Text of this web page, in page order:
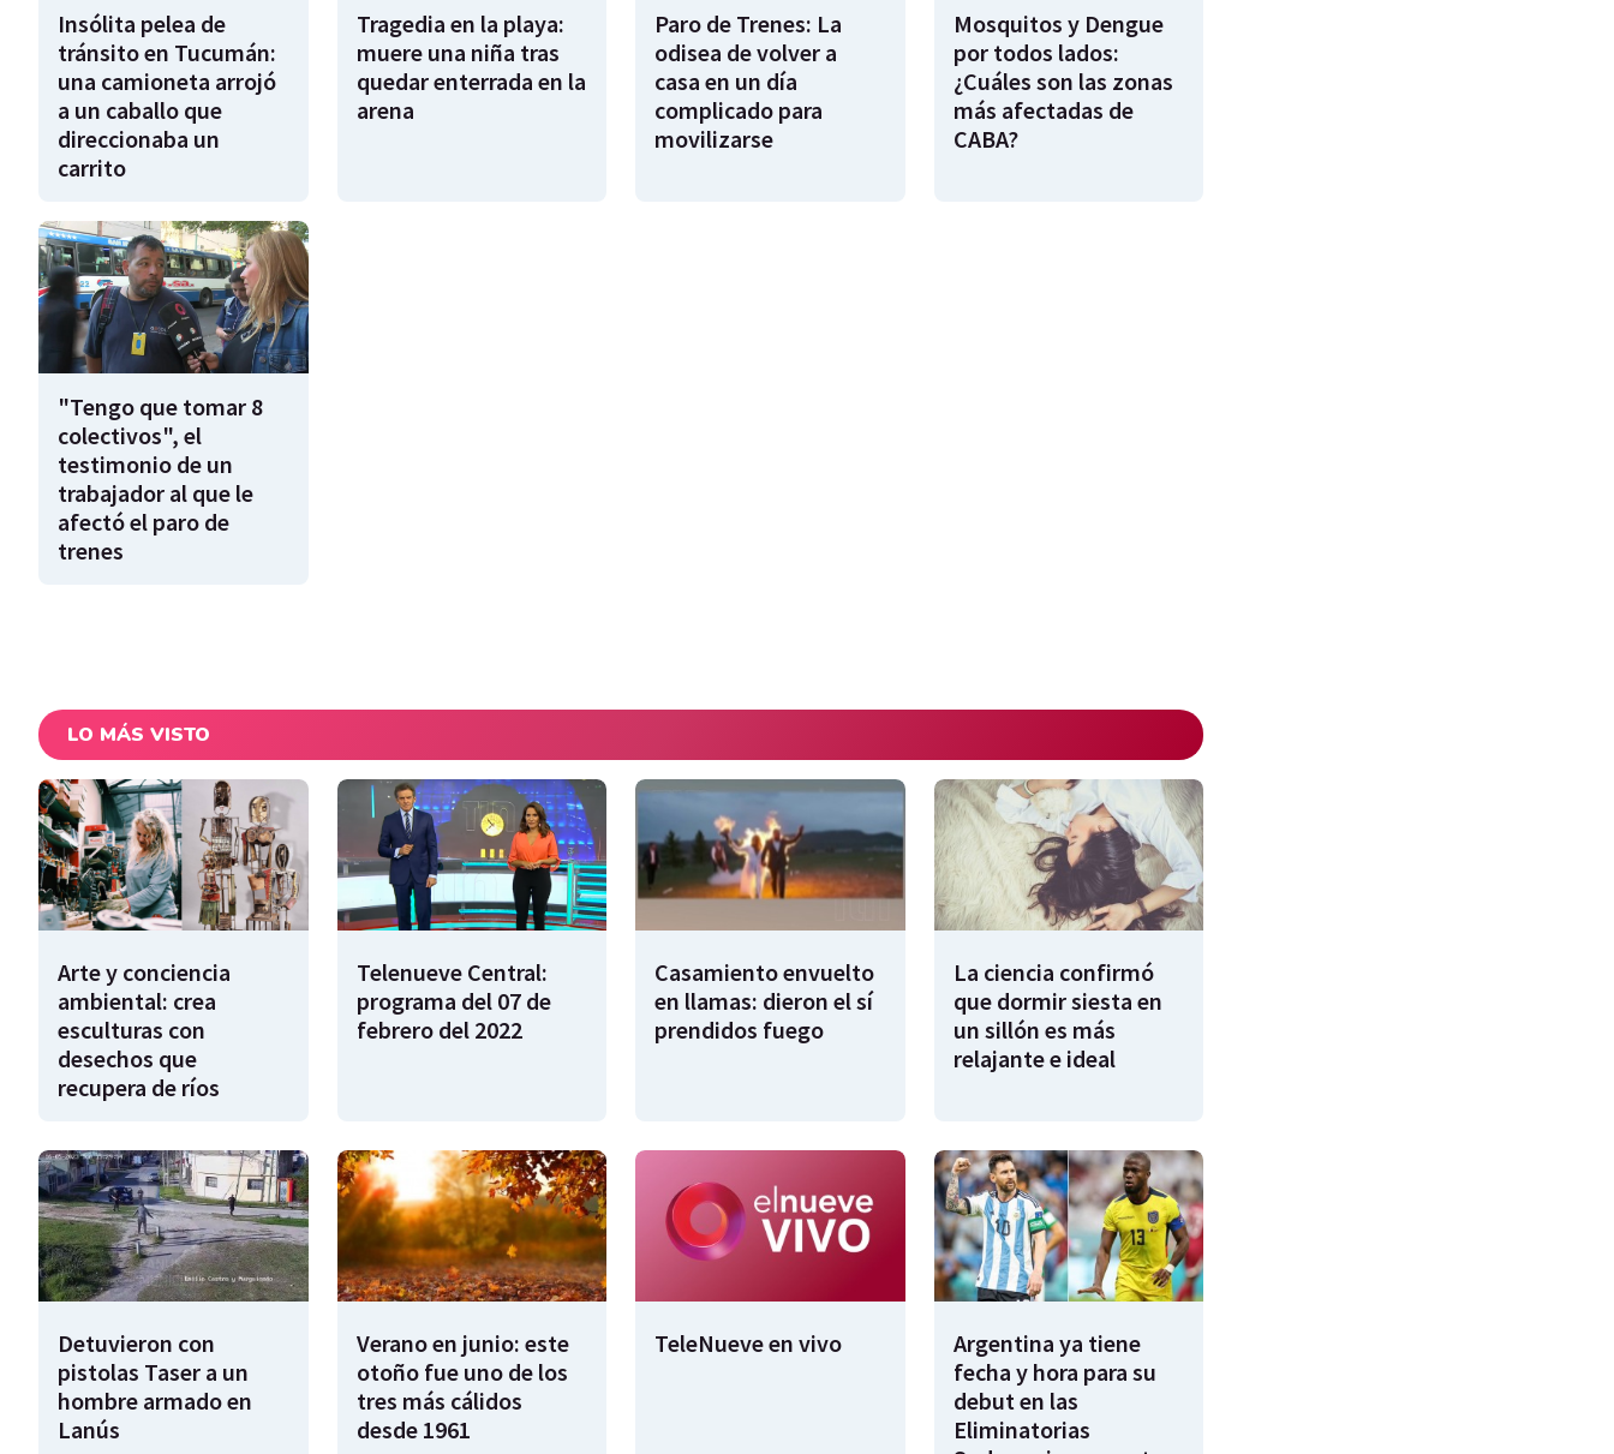
Insólita pelea de
tránsito en Tucumán:
una camioneta arrojó
a un caballo que
direccionaba un
carrito
Tragedia en la playa:
muere una niña tras
quedar enterrada en la
arena
Paro de Trenes: La
odisea de volver a
casa en un día
complicado para
movilizarse
Mosquitos y Dengue
por todos lados:
¿Cuáles son las zonas
más afectadas de
CABA?
"Tengo que tomar 8
colectivos", el
testimonio de un
trabajador al que le
afectó el paro de
trenes
LO MÁS VISTO
Arte y conciencia
ambiental: crea
esculturas con
desechos que
recupera de ríos
Telenueve Central:
programa del 07 de
febrero del 2022
Casamiento envuelto
en llamas: dieron el sí
prendidos fuego
La ciencia confirmó
que dormir siesta en
un sillón es más
relajante e ideal
Detuvieron con
pistolas Taser a un
hombre armado en
Lanús
Verano en junio: este
otoño fue uno de los
tres más cálidos
desde 1961
TeleNueve en vivo
Argentina ya tiene
fecha y hora para su
debut en las
Eliminatorias